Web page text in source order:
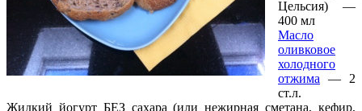
Цельсия) —
400 мл
Масло
оливковое
холодного
отжима — 2
ст.л.
Жидкий йогурт БЕЗ сахара (или нежирная сметана, кефир,